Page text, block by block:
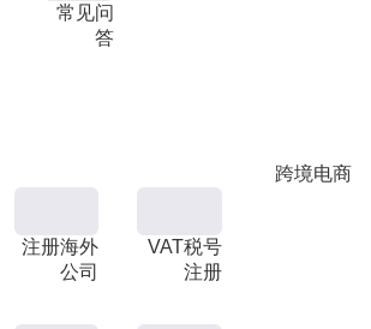
常见问
答
跨境电商
注册海外
公司
VAT税号
注册